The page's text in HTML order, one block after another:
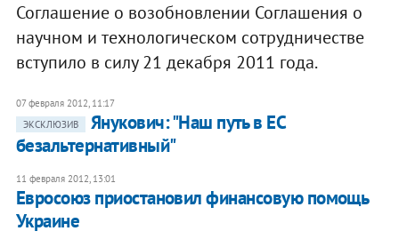
Соглашение о возобновлении Соглашения о
научном и технологическом сотрудничестве
вступило в силу 21 декабря 2011 года.
07 февраля 2012, 11:17
ЭКСКЛЮЗИВ
Янукович: "Наш путь в ЕС
безальтернативный"
11 февраля 2012, 13:01
Евросоюз приостановил финансовую помощь
Украине